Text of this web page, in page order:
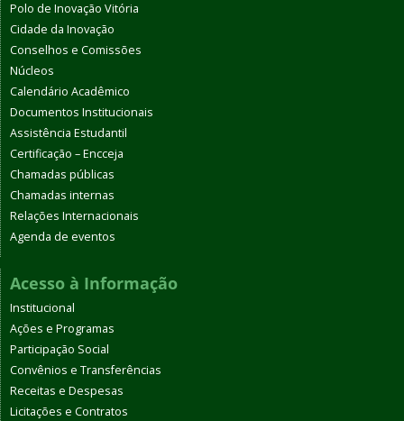
Polo de Inovação Vitória
Cidade da Inovação
Conselhos e Comissões
Núcleos
Calendário Acadêmico
Documentos Institucionais
Assistência Estudantil
Certificação – Encceja
Chamadas públicas
Chamadas internas
Relações Internacionais
Agenda de eventos
Acesso à Informação
Institucional
Ações e Programas
Participação Social
Convênios e Transferências
Receitas e Despesas
Licitações e Contratos